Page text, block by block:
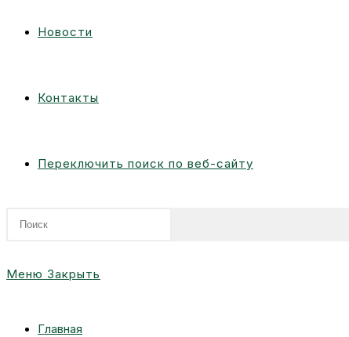
Новости
Контакты
Переключить поиск по веб-сайту
Меню Закрыть
Главная